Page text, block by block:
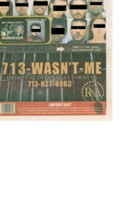
A-TOWN BUSTED –
8/15/16–9/1/16